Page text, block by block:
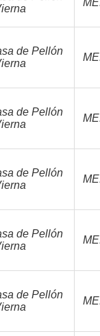
de Pellón
de Pellón
de Pellón
de Pellón
de Pellón